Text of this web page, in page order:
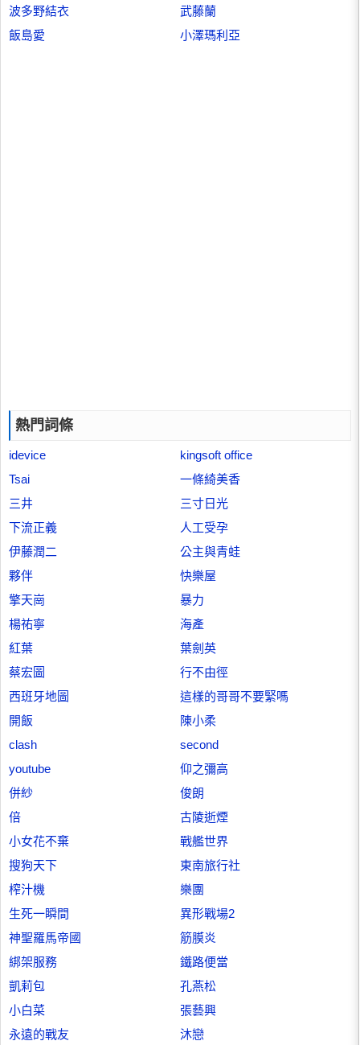
波多野結衣
武藤蘭
飯島愛
小澤瑪利亞
熱門詞條
idevice
kingsoft office
Tsai
一條綺美香
三井
三寸日光
下流正義
人工受孕
伊藤潤二
公主與青蛙
夥伴
快樂屋
擎天崗
暴力
楊祐寧
海產
紅葉
葉劍英
蔡宏圖
行不由徑
西班牙地圖
這樣的哥哥不要緊嗎
開飯
陳小柔
clash
second
youtube
仰之彌高
併紗
俊朗
倍
古陵逝煙
小女花不棄
戰艦世界
搜狗天下
東南旅行社
榨汁機
樂團
生死一瞬間
異形戰場2
神聖羅馬帝國
筋膜炎
綁架服務
鐵路便當
凱莉包
孔燕松
小白菜
張藝興
永遠的戰友
沐戀